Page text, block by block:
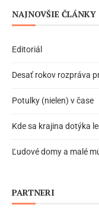
NAJNOVŠIE ČLÁNKY
Editoriál
Desať rokov rozpráva
Potulky (nielen) v čase
Kde sa krajina dotýka
Ľudové domy a malé
PARTNERI